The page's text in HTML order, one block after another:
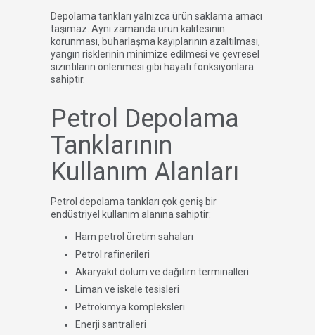
Depolama tankları yalnızca ürün saklama amacı
taşımaz. Aynı zamanda ürün kalitesinin
korunması, buharlaşma kayıplarının azaltılması,
yangın risklerinin minimize edilmesi ve çevresel
sızıntıların önlenmesi gibi hayati fonksiyonlara
sahiptir.
Petrol Depolama
Tanklarının
Kullanım Alanları
Petrol depolama tankları çok geniş bir
endüstriyel kullanım alanına sahiptir:
Ham petrol üretim sahaları
Petrol rafinerileri
Akaryakıt dolum ve dağıtım terminalleri
Liman ve iskele tesisleri
Petrokimya kompleksleri
Enerji santralleri